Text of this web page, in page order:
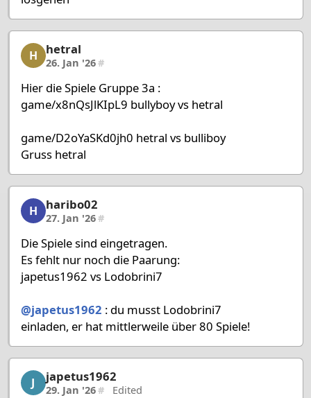
hetral, 45/58, 26. Jan '26
H hetral
26. Jan '26#
Hier die Spiele Gruppe 3a :
game/x8nQsJlKIpL9 bullyboy vs hetral
game/D2oYaSKd0jh0 hetral vs bulliboy
Gruss hetral
haribo02, 46/58, 27. Jan '26
H haribo02
27. Jan '26#
Die Spiele sind eingetragen.
Es fehlt nur noch die Paarung:
japetus1962 vs Lodobrini7
@japetus1962 : du musst Lodobrini7
einladen, er hat mittlerweile über 80 Spiele!
japetus1962, 47/58, 29. Jan '26
J japetus1962
29. Jan '26# Edited